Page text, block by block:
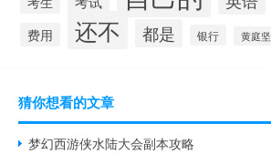
费用 还不 都是 银行 黄庭坚
猜你想看的文章
梦幻西游侠水陆大会副本攻略